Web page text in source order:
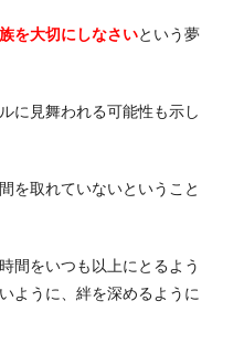
を大切にしなさいという夢
に見舞われる可能性も示し
を取れていないということ
間をいつも以上にとるよう
ように、絆を深めるように